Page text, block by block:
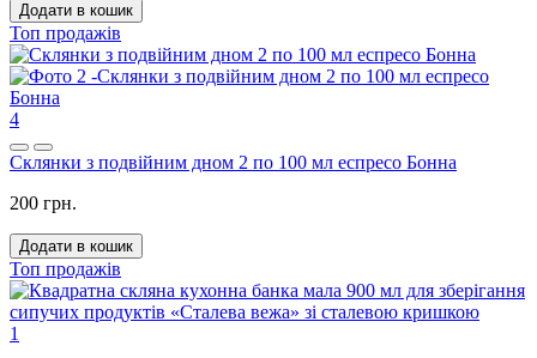
Додати в кошик
Топ продажів
4
Склянки з подвійним дном 2 по 100 мл еспресо Бонна
200 грн.
Додати в кошик
Топ продажів
1